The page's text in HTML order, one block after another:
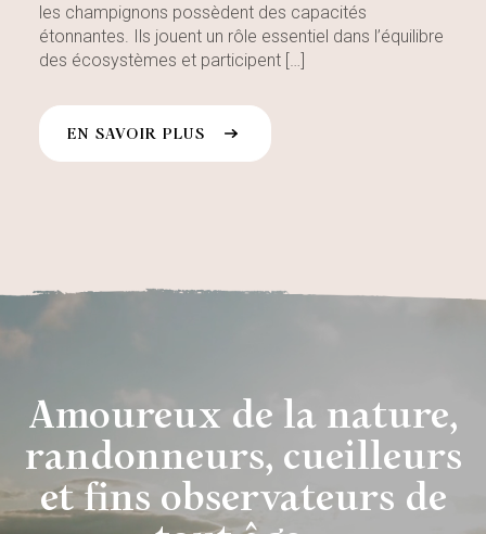
les champignons possèdent des capacités
étonnantes. Ils jouent un rôle essentiel dans l’équilibre
des écosystèmes et participent […]
EN SAVOIR PLUS
Amoureux de la nature,
randonneurs, cueilleurs
et fins observateurs de